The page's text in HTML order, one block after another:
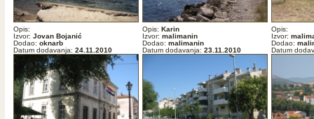
Opis:
Izvor: Jovan Bojanić
Dodao: oknarb
Datum dodavanja: 24.11.2010
Opis: Karin
Izvor: malimanin
Dodao: malimanin
Datum dodavanja: 23.11.2010
Opis:
Izvor:
Dodao:
Datum